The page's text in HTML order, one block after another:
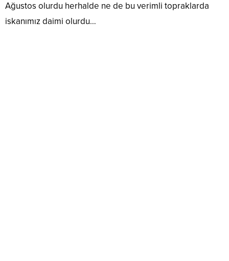
Ağustos olurdu herhalde ne de bu verimli topraklarda
iskanımız daimi olurdu…